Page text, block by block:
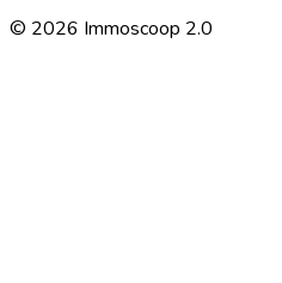
© 2026 Immoscoop 2.0